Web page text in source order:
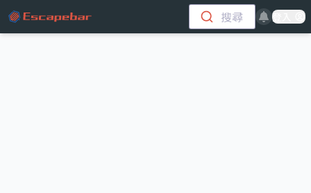
跳至主要內容
搜尋 登入